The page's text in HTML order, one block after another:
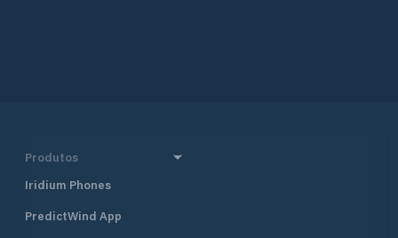
Produtos
Iridium Phones
PredictWind App